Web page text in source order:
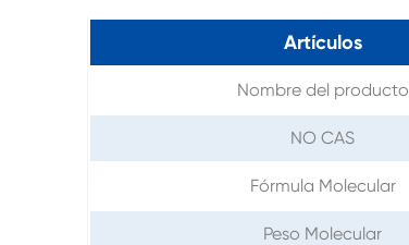
Artículos
Nombre del producto
NO CAS
Fórmula Molecular
Peso Molecular